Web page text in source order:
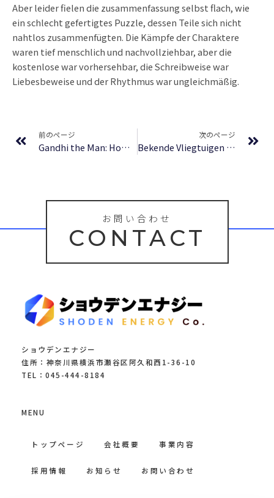
Aber leider fielen die zusammenfassung selbst flach, wie
ein schlecht gefertigtes Puzzle, dessen Teile sich nicht
nahtlos zusammenfügten. Die Kämpfe der Charaktere
waren tief menschlich und nachvollziehbar, aber die
kostenlose war vorhersehbar, die Schreibweise war
Liebesbeweise und der Rhythmus war ungleichmäßig.
前のページ
Gandhi the Man: How One Man Changed Himself to Change the World – Free eBooks
次のページ
Bekende Vliegtuigen van Amerika : Download bibliotheekboeken gratis
お問い合わせ
CONTACT
ショウデンエナジー
住所：神奈川県横浜市瀬谷区阿久和西1-36-10
TEL：045-444-8184
MENU
トップページ 会社概要 事業内容
採用情報 お知らせ お問い合わせ